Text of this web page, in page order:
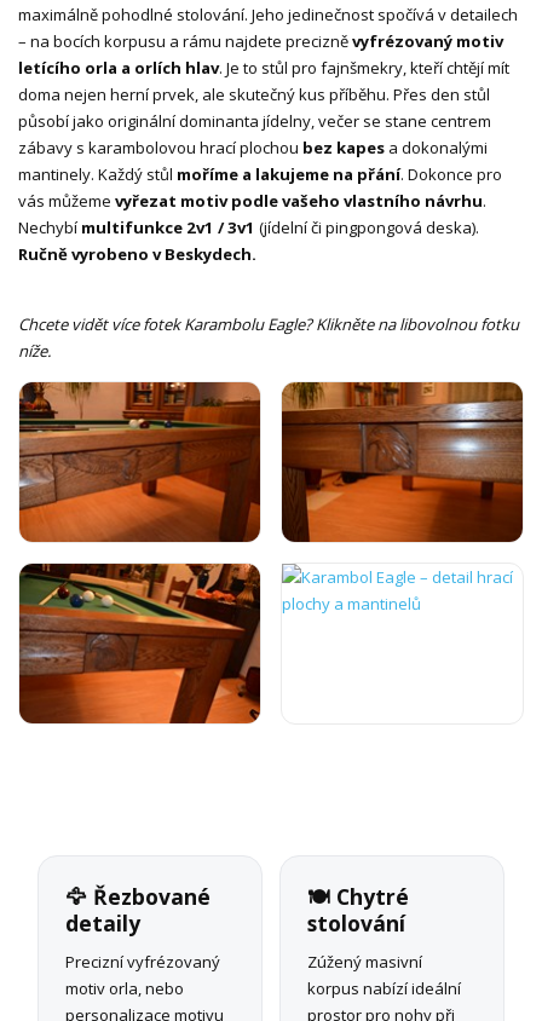
maximálně pohodlné stolování. Jeho jedinečnost spočívá v detailech
– na bocích korpusu a rámu najdete precizněvyfrézovaný motiv
letícího orla a orlích hlav. Je to stůl pro fajnšmekry, kteří chtějí mít
doma nejen herní prvek, ale skutečný kus příběhu. Přes den stůl
působí jako originální dominanta jídelny, večer se stane centrem
zábavy s karambolovou hrací plochou bez kapes a dokonalými
mantinely. Každý stůl moříme a lakujeme na přání. Dokonce pro
vás můžeme vyřezat motiv podle vašeho vlastního návrhu.
Nechybí multifunkce 2v1 / 3v1 (jídelní či pingpongová deska).
Ručně vyrobeno v Beskydech.
Chcete vidět více fotek Karambolu Eagle? Klikněte na libovolnou fotku
níže.
🦅 Řezbované
detaily
Precizní vyfrézovaný
motiv orla, nebo
personalizace motivu
🍽️ Chytré
stolování
Zúžený masivní
korpus nabízí ideální
prostor pro nohy při